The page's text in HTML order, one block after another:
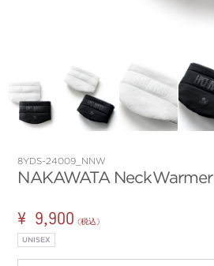
8YDS-24009_NNW
NAKAWATA NeckWarmer
¥ 9,900 (税込)
UNISEX